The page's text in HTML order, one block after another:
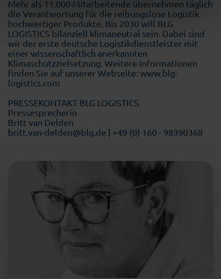
Mehr als 11.000 Mitarbeitende übernehmen täglich
die Verantwortung für die reibungslose Logistik
hochwertiger Produkte. Bis 2030 will BLG
LOGISTICS bilanziell klimaneutral sein. Dabei sind
wir der erste deutsche Logistikdienstleister mit
einer wissenschaftlich anerkannten
Klimaschutzzielsetzung. Weitere Informationen
finden Sie auf unserer Webseite: www.blg-
logistics.com
PRESSEKONTAKT BLG LOGISTICS
Pressesprecherin
Britt van Delden
britt.van-delden@blg.de | +49 (0) 160 - 98390368